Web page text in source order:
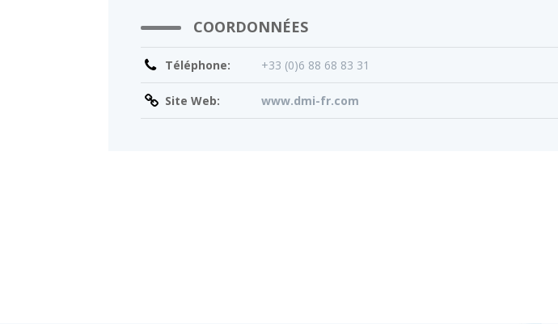
COORDONNÉES
Téléphone: +33 (0)6 88 68 83 31
Site Web: www.dmi-fr.com